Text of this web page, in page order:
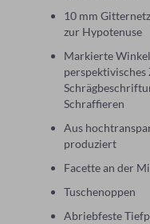
10 mm
zur Hypotenuse
Markierte
perspektivisches
Schraffieren
Aus
produziert
Facette an der
Tuschenoppen
Abriebfeste